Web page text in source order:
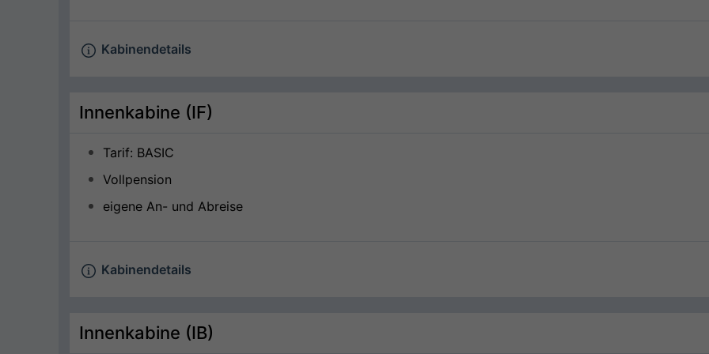
Kabinendetails
Innenkabine (IF)
Tarif: BASIC
Vollpension
eigene An- und Abreise
Kabinendetails
Innenkabine (IB)